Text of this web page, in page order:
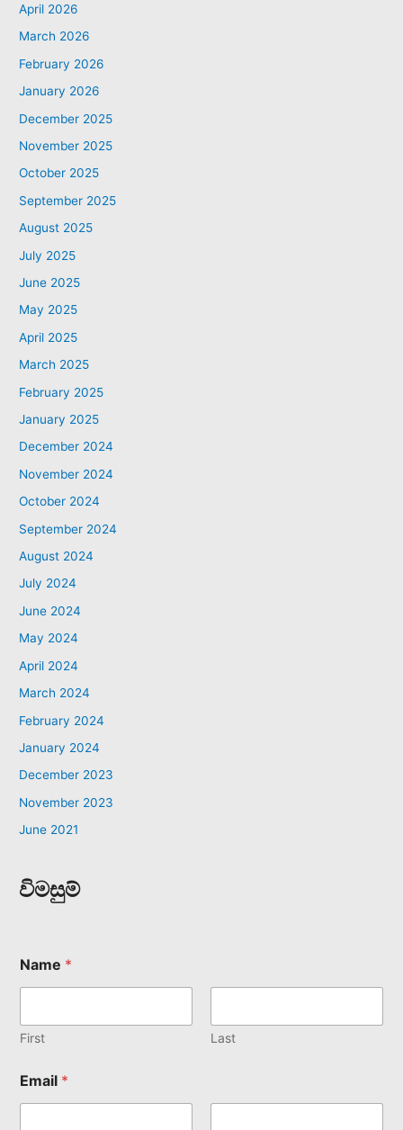
April 2026
March 2026
February 2026
January 2026
December 2025
November 2025
October 2025
September 2025
August 2025
July 2025
June 2025
May 2025
April 2025
March 2025
February 2025
January 2025
December 2024
November 2024
October 2024
September 2024
August 2024
July 2024
June 2024
May 2024
April 2024
March 2024
February 2024
January 2024
December 2023
November 2023
June 2021
විමසුම්
Name *
First Last
Email *